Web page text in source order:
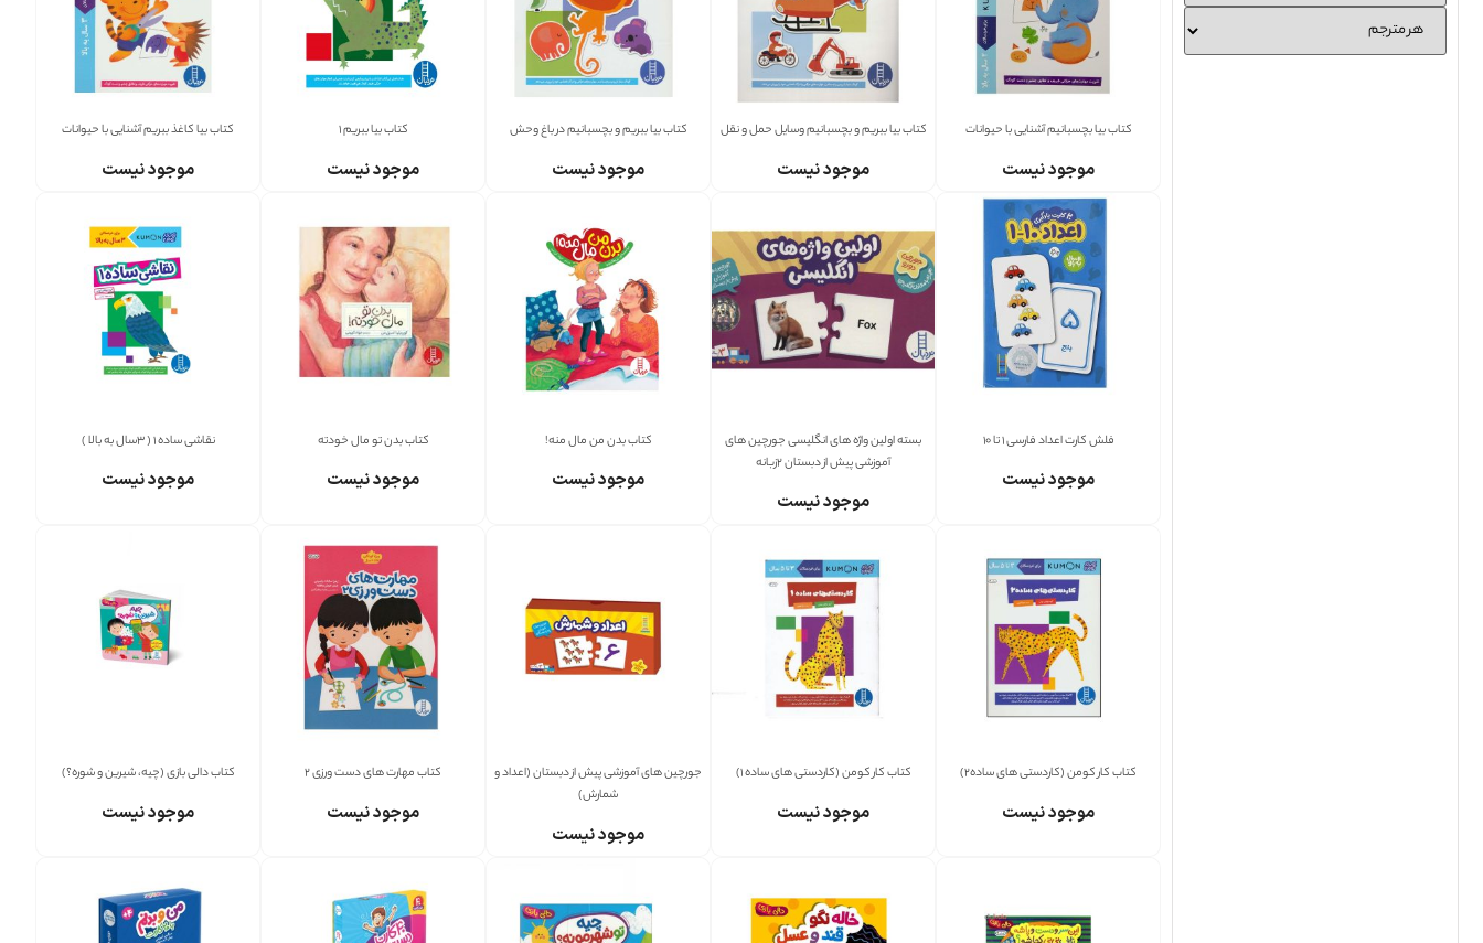
کتاب بیا بچسبانیم آشنایی با حیوانات
موجود نیست
کتاب بیا ببریم و بچسبانیم وسایل حمل و نقل
موجود نیست
کتاب بیا ببریم و بچسبانیم در باغ وحش
موجود نیست
کتاب بیا ببریم 1
موجود نیست
کتاب بیا کاغذ ببریم آشنایی با حیوانات
موجود نیست
فلش کارت اعداد فارسی 1 تا 10
موجود نیست
بسته اولین واژه های انگلیسی جورچین های
آموزشی پیش از دبستان 2زبانه
موجود نیست
کتاب بدن من مال منه!
موجود نیست
کتاب بدن تو مال خودته
موجود نیست
نقاشی ساده 1 ( 3سال به بالا )
موجود نیست
کتاب کار کومن (کاردستی های ساده2)
موجود نیست
کتاب کار کومن (کاردستی های ساده 1)
موجود نیست
جورچین های آموزشی پیش از دبستان (اعداد و
شمارش)
موجود نیست
کتاب مهارت های دست ورزی 2
موجود نیست
کتاب دالی بازی (چیه، شیرین و شوره؟)
موجود نیست